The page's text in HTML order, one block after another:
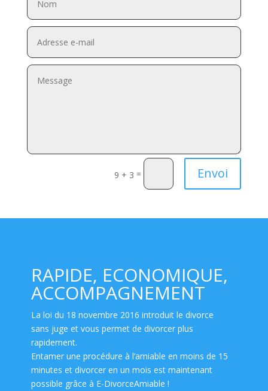
9 + 3 = Envoi
RAPIDE, ECONOMIQUE,
ACCOMPAGNEMENT
La loi du 18 novembre 2016 introduit le divorce
sans juge et vous permet de divorcer plus
rapidement.
Entamer une procédure à l’amiable en moins de 15
minutes et divorcer en un mois est maintenant
possible grâce à E-DivorceAmiable !